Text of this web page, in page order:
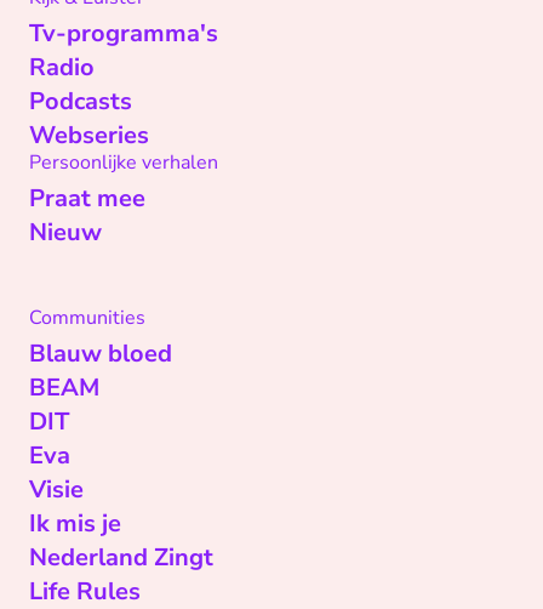
Tv-programma's
Radio
Podcasts
Webseries
Persoonlijke verhalen
Praat mee
Nieuw
Communities
Blauw bloed
BEAM
DIT
Eva
Visie
Ik mis je
Nederland Zingt
Life Rules